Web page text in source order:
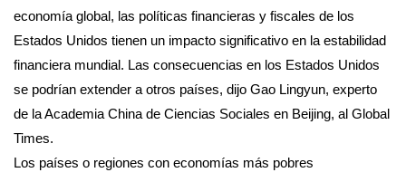
economía global, las políticas financieras y fiscales de los
Estados Unidos tienen un impacto significativo en la estabilidad
financiera mundial. Las consecuencias en los Estados Unidos
se podrían extender a otros países, dijo Gao Lingyun, experto
de la Academia China de Ciencias Sociales en Beijing, al Global
Times.
Los países o regiones con economías más pobres